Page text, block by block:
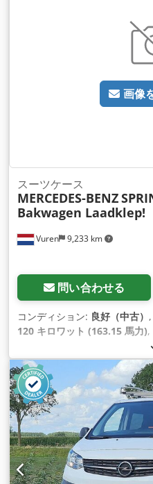
ブレーキ・システム）, アッ
コントロール, セントラルロ
ナビゲーションシステム, パ
電動ウィンドウ調節, 電動ミラ
画像
Vuren 9,233 km
スーツケース
MERCEDES-BENZ
Bakwagen Laadklep!
問い合わせる
コンディション: 良好（中古）
120 キロワット (163.15 馬力),
イールベース:4,330 mm, 燃
デイキャブ
, 変速方式: オート
スペンション: 鋼, 座席数:3,
mm, 全高:3,010 mm, 荷室
荷室高:2,110 mm, 製造年:
ブレーキ・システム）, アッ
コントロール, セントラルロ
コントロール, ブルートゥー
ー,